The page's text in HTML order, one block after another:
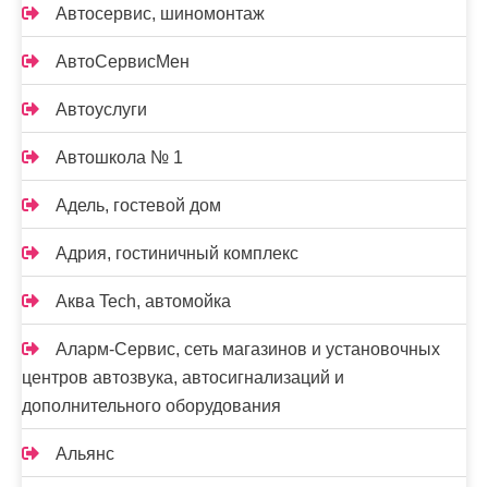
Автосервис, шиномонтаж
АвтоСервисМен
Автоуслуги
Автошкола № 1
Адель, гостевой дом
Адрия, гостиничный комплекс
Аква Tech, автомойка
Аларм-Сервис, сеть магазинов и установочных
центров автозвука, автосигнализаций и
дополнительного оборудования
Альянс